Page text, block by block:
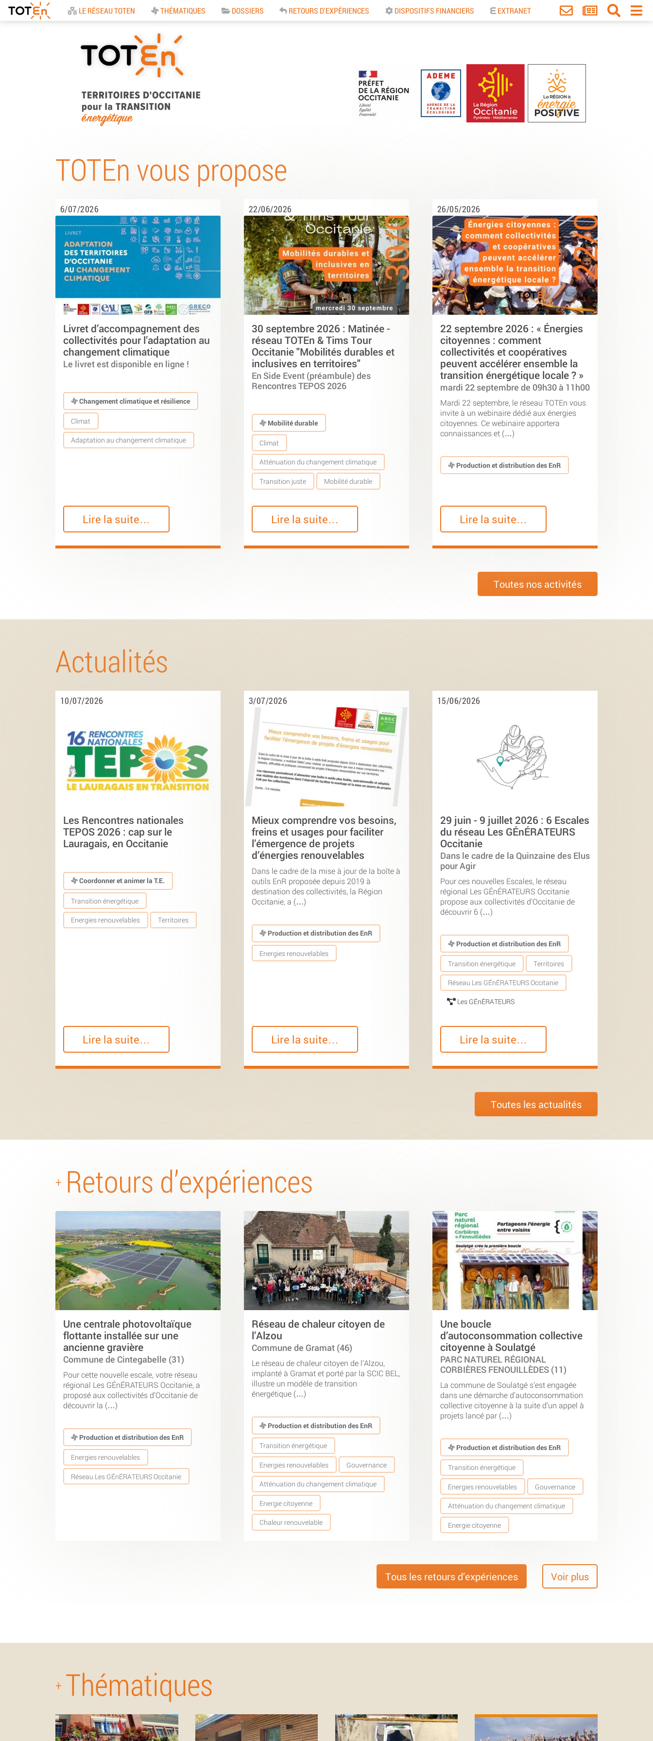
Accueil
LE RÉSEAU TOTEN THÉMATIQUES DOSSIERS RETOURS D'EXPÉRIENCES DISPOSITIFS FINANCIERS EXTRANET
Territoires d’Occitanie
pour la Transition
Energétique
TOTEn vous propose
6/07/2026
Livret d’accompagnement des
collectivités pour l’adaptation au
changement climatique
Le livret est disponible en ligne !
Changement climatique et résilience
Climat
Adaptation au changement climatique
Lire la suite…
22/06/2026
30 septembre 2026 : Matinée -
réseau TOTEn & Tims Tour
Occitanie "Mobilités durables et
inclusives en territoires"
En Side Event (préambule) des
Rencontres TEPOS 2026
Mobilité durable
Climat
Atténuation du changement climatique
Transition juste Mobilité durable
Lire la suite…
26/05/2026
22 septembre 2026 : « Énergies
citoyennes : comment
collectivités et coopératives
peuvent accélérer ensemble la
transition énergétique locale ? »
mardi 22 septembre de 09h30 à 11h00
Mardi 22 septembre, le réseau TOTEn vous
invite à un webinaire dédié aux énergies
citoyennes. Ce webinaire apportera
connaissances et (…)
Production et distribution des EnR
Lire la suite…
Toutes nos activités
Actualités
10/07/2026
Les Rencontres nationales
TEPOS 2026 : cap sur le
Lauragais, en Occitanie
Coordonner et animer la T.E.
Transition énergétique
Energies renouvelables Territoires
Lire la suite…
3/07/2026
Mieux comprendre vos besoins,
freins et usages pour faciliter
l’émergence de projets
d’énergies renouvelables
Dans le cadre de la mise à jour de la boîte à
outils EnR proposée depuis 2019 à
destination des collectivités, la Région
Occitanie, a (…)
Production et distribution des EnR
Energies renouvelables
Lire la suite…
15/06/2026
29 juin - 9 juillet 2026 : 6 Escales
du réseau Les GÉnÉRATEURS
Occitanie
Dans le cadre de la Quinzaine des Elus
pour Agir
Pour ces nouvelles Escales, le réseau
régional Les GÉnÉRATEURS Occitanie
propose aux collectivités d’Occitanie de
découvrir 6 (…)
Production et distribution des EnR
Transition énergétique Territoires
Réseau Les GÉnÉRATEURS Occitanie
Les GÉnÉRATEURS
Lire la suite…
Toutes les actualités
+ Retours d’expériences
Une centrale photovoltaïque
flottante installée sur une
ancienne gravière
Commune de Cintegabelle (31)
Pour cette nouvelle escale, votre réseau
régional Les GÉnÉRATEURS Occitanie, a
proposé aux collectivités d’Occitanie de
découvrir la (…)
Production et distribution des EnR
Energies renouvelables
Réseau Les GÉnÉRATEURS Occitanie
Réseau de chaleur citoyen de
l’Alzou
Commune de Gramat (46)
Le réseau de chaleur citoyen de l’Alzou,
implanté à Gramat et porté par la SCIC BEL,
illustre un modèle de transition
énergétique (…)
Production et distribution des EnR
Transition énergétique
Energies renouvelables Gouvernance
Atténuation du changement climatique
Energie citoyenne
Chaleur renouvelable
Une boucle
d’autoconsommation collective
citoyenne à Soulatgé
PARC NATUREL RÉGIONAL
CORBIÈRES FENOUILLÈDES (11)
La commune de Soulatgé s’est engagée
dans une démarche d’autoconsommation
collective citoyenne à la suite d’un appel à
projets lancé par (…)
Production et distribution des EnR
Transition énergétique
Energies renouvelables Gouvernance
Atténuation du changement climatique
Energie citoyenne
Tous les retours d’expériences Voir plus
+ Thématiques